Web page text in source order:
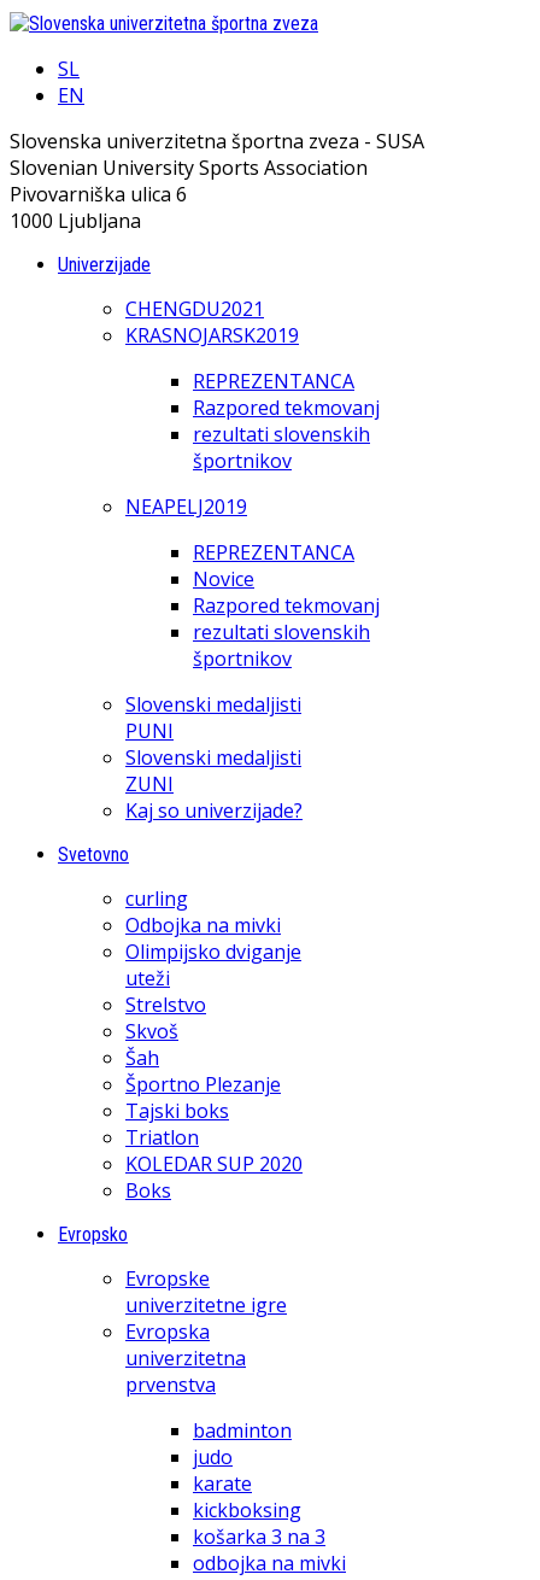
SL
EN
Slovenska univerzitetna športna zveza - SUSA
Slovenian University Sports Association
Pivovarniška ulica 6
1000 Ljubljana
Univerzijade
CHENGDU2021
KRASNOJARSK2019
REPREZENTANCA
Razpored tekmovanj
rezultati slovenskih
športnikov
NEAPELJ2019
REPREZENTANCA
Novice
Razpored tekmovanj
rezultati slovenskih
športnikov
Slovenski medaljisti
PUNI
Slovenski medaljisti
ZUNI
Kaj so univerzijade?
Svetovno
curling
Odbojka na mivki
Olimpijsko dviganje
uteži
Strelstvo
Skvoš
Šah
Športno Plezanje
Tajski boks
Triatlon
KOLEDAR SUP 2020
Boks
Evropsko
Evropske
univerzitetne igre
Evropska
univerzitetna
prvenstva
badminton
judo
karate
kickboksing
košarka 3 na 3
odbojka na mivki